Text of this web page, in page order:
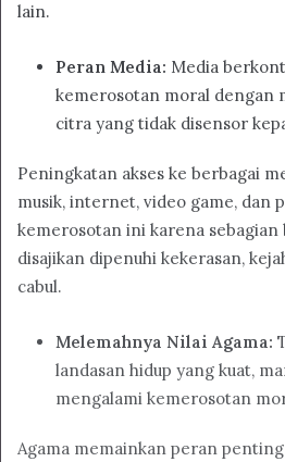
lain.
Peran Media: Media
kemerosotan moral dengan
citra yang tidak disensor
Peningkatan akses ke berbagai
musik, internet, video game, dan
kemerosotan ini karena
disajikan dipenuhi kekerasan,
cabul.
Melemahnya Nilai Agama:
landasan hidup yang kuat,
mengalami kemerosotan
Agama memainkan peran